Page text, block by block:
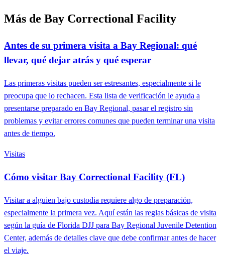
Más de Bay Correctional Facility
Antes de su primera visita a Bay Regional: qué
llevar, qué dejar atrás y qué esperar
Las primeras visitas pueden ser estresantes, especialmente si le
preocupa que lo rechacen. Esta lista de verificación le ayuda a
presentarse preparado en Bay Regional, pasar el registro sin
problemas y evitar errores comunes que pueden terminar una visita
antes de tiempo.
Visitas
Cómo visitar Bay Correctional Facility (FL)
Visitar a alguien bajo custodia requiere algo de preparación,
especialmente la primera vez. Aquí están las reglas básicas de visita
según la guía de Florida DJJ para Bay Regional Juvenile Detention
Center, además de detalles clave que debe confirmar antes de hacer
el viaje.